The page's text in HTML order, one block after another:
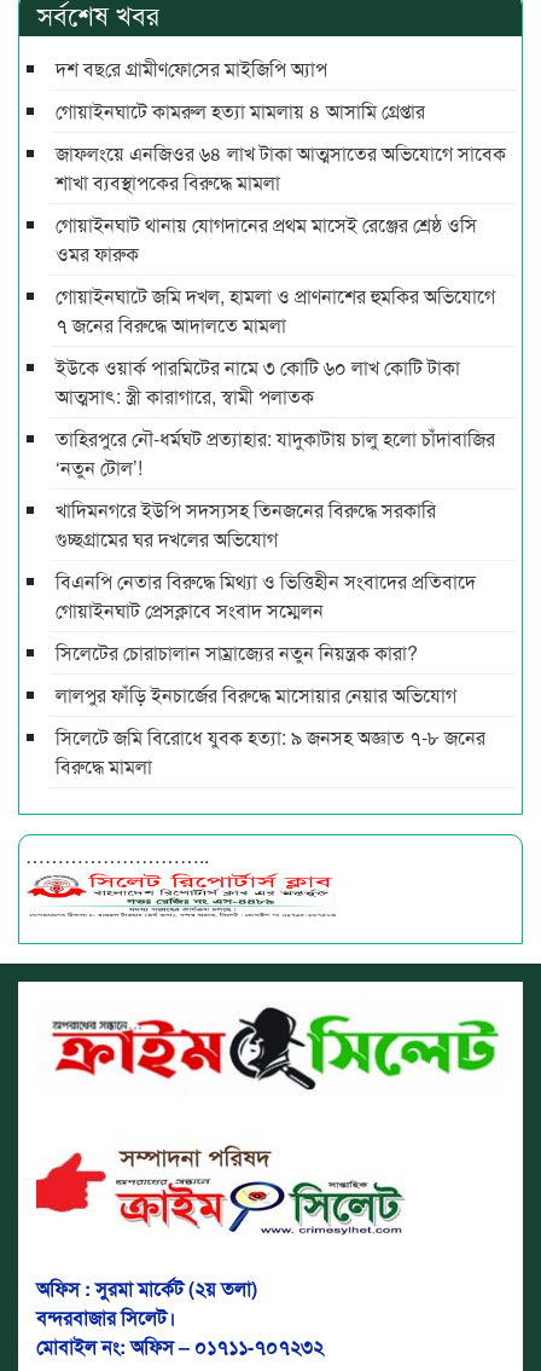
সর্বশেষ খবর
দশ বছ‌রে গ্রামীণ‌ফো‌সের মাইজিপি অ্যাপ
গোয়াইনঘাটে কামরুল হত্যা মামলায় ৪ আসামি গ্রেপ্তার
জাফলংয়ে এনজিওর ৬৪ লাখ টাকা আত্মসাতের অভিযোগে সাবেক
শাখা ব্যবস্থাপকের বিরুদ্ধে মামলা
গোয়াইনঘাট থানায় যোগদানের প্রথম মাসেই রেঞ্জের শ্রেষ্ঠ ওসি
ওমর ফারুক
গোয়াইনঘাটে জমি দখল, হামলা ও প্রাণনাশের হুমকির অভিযোগে
৭ জনের বিরুদ্ধে আদালতে মামলা
ইউকে ওয়ার্ক পারমিটের নামে ৩ কোটি ৬০ লাখ কোটি টাকা
আত্মসাৎ: স্ত্রী কারাগারে, স্বামী পলাতক
তাহিরপুরে নৌ-ধর্মঘট প্রত্যাহার: যাদুকাটায় চালু হলো চাঁদাবাজির
‘নতুন টোল’!
খাদিমনগরে ইউপি সদস্যসহ তিনজনের বিরুদ্ধে সরকারি
গুচ্ছগ্রামের ঘর দখলের অভিযোগ
বিএনপি নেতার বিরুদ্ধে মিথ্যা ও ভিত্তিহীন সংবাদের প্রতিবাদে
গোয়াইনঘাট প্রেসক্লাবে সংবাদ সম্মেলন
সিলেটের চোরাচালান সাম্রাজ্যের নতুন নিয়ন্ত্রক কারা?
লালপুর ফাঁড়ি ইনচার্জের বিরুদ্ধে মাসোয়ার নেয়ার অভিযোগ
সিলেটে জমি বিরোধে যুবক হত্যা: ৯ জনসহ অজ্ঞাত ৭-৮ জনের
বিরুদ্ধে মামলা
………………………..
অফিস : সুরমা মার্কেট (২য় তলা)
বন্দরবাজার সিলেট।
মোবাইল নং: অফিস – ০১৭১১-৭০৭২৩২